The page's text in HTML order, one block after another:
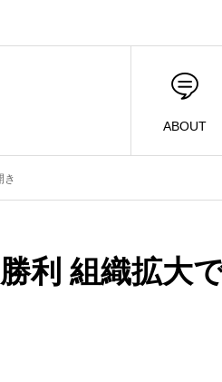
ABOUT
き
利 組織拡大